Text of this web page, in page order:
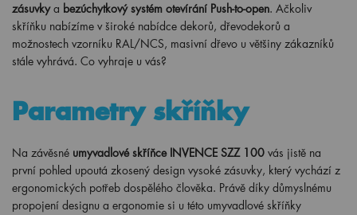
zásuvky a bezúchytkový systém otevírání Push-to-open. Ačkoliv
skříňku nabízíme v široké nabídce dekorů, dřevodekorů a
možnostech vzorníku RAL/NCS, masivní dřevo u většiny zákazníků
stále vyhrává. Co vyhraje u vás?
Parametry skříňky
Na závěsné umyvadlové skříňce INVENCE SZZ 100 vás jistě na
první pohled upoutá zkosený design vysoké zásuvky, který vychází z
ergonomických potřeb dospělého člověka. Právě díky důmyslnému
propojení designu a ergonomie si u této umyvadlové skříňky